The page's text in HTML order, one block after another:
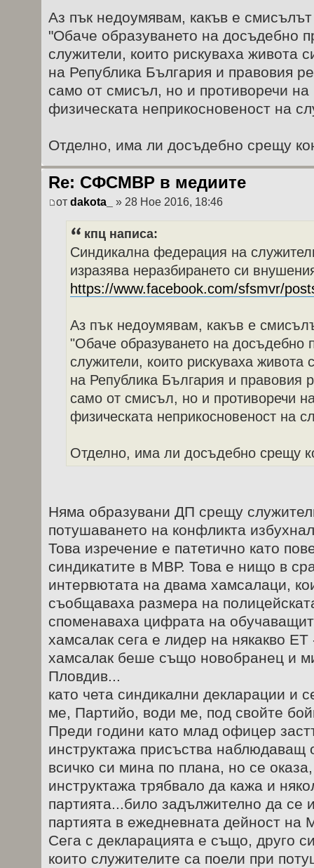
Аз пък недоумявам, какъв е
"Обаче образуването на досъдебно
служители, които рискуваха живота
на Република България и правовия
само от смисъл, но и противоречи
физическата неприкосновеност на
Отделно, има ли досъдебно срещу
Re: СФСМВР в медиите
от dakota_ » 28 Ное 2016, 18:46
кпц написа:
Синдикална федерация на
изразява неразбирането си
https://www.facebook.com/sfsmvr/
Аз пък недоумявам, какъв е
"Обаче образуването на досъдебно
служители, които рискуваха живота
на Република България и правовия
само от смисъл, но и противоречи
физическата неприкосновеност на
Отделно, има ли досъдебно срещу
Няма образувани ДП срещу
потушаването на конфликта
Това изречение е патетично като
синдикатите в МВР. Това е нищо в
интервютата на двама хамсалаци,
съобщаваха размера на
споменаваха цифрата на
хамсалак сега е лидер на някакво ЕТ
хамсалак беше също новобранец и
Пловдив...
като чета синдикални декларации и
ме, Партийо, води ме, под свойте
Преди години като млад офицер
инструктажа присъства наблюдаващ
всичко си мина по плана, но се
инструктажа трябвало да кажа и
партията...било задължително да се
партията в ежедневната дейност
Сега с декларацията е също, друго
които служителите са поели при